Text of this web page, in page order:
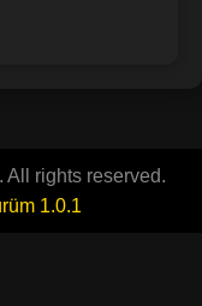
rights reserved.
1.0.1